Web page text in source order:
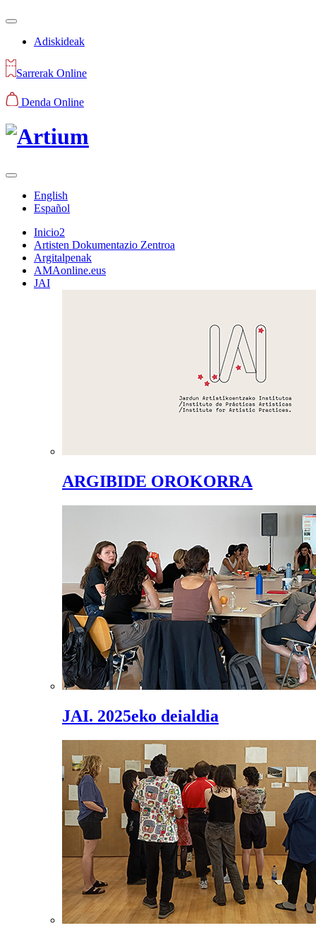
Adiskideak
Sarrerak Online
Denda Online
English
Español
Inicio2
Artisten Dokumentazio Zentroa
Argitalpenak
AMAonline.eus
JAI
ARGIBIDE OROKORRA
JAI. 2025eko deialdia